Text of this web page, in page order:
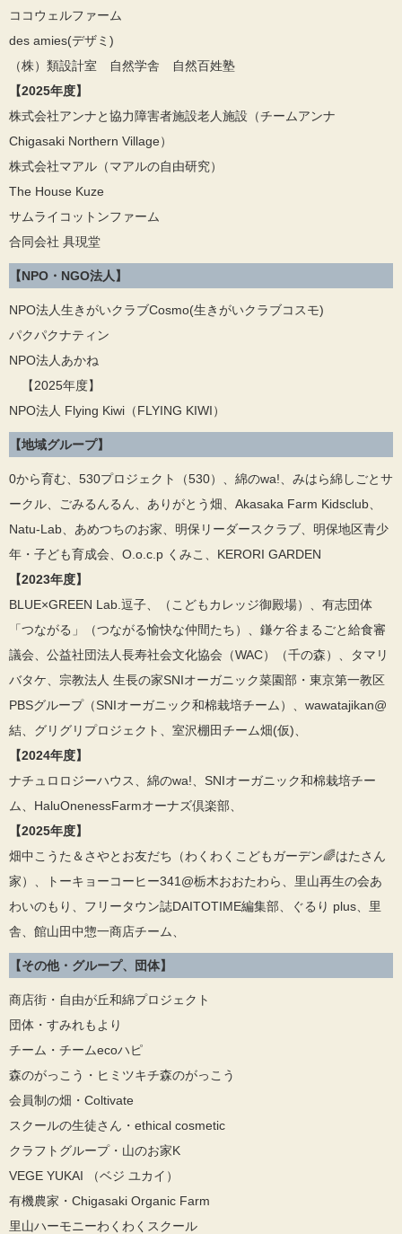
ココウェルファーム
des amies(デザミ)
（株）類設計室 自然学舎 自然百姓塾
【2025年度】
株式会社アンナと協力障害者施設老人施設（チームアンナ
Chigasaki Northern Village）
株式会社マアル（マアルの自由研究）
The House Kuze
サムライコットンファーム
合同会社 具現堂
【NPO・NGO法人】
NPO法人生きがいクラブCosmo(生きがいクラブコスモ)
パクパクナティン
NPO法人あかね
【2025年度】
NPO法人 Flying Kiwi（FLYING KIWI）
【地域グループ】
0から育む、530プロジェクト（530）、綿のwa!、みはら綿しごとサ
ークル、ごみるんるん、ありがとう畑、Akasaka Farm Kidsclub、
Natu-Lab、あめつちのお家、明保リーダースクラブ、明保地区青少
年・子ども育成会、O.o.c.p くみこ、KERORI GARDEN
【2023年度】
BLUE×GREEN Lab.逗子、（こどもカレッジ御殿場）、有志団体
「つながる」（つながる愉快な仲間たち）、鎌ケ谷まるごと給食審
議会、公益社団法人長寿社会文化協会（WAC）（千の森）、タマリ
バタケ、宗教法人 生長の家SNIオーガニック菜園部・東京第一教区
PBSグループ（SNIオーガニック和棉栽培チーム）、wawatajikan@
結、グリグリプロジェクト、室沢棚田チーム畑(仮)、
【2024年度】
ナチュロロジーハウス、綿のwa!、SNIオーガニック和棉栽培チー
ム、HaluOnenessFarmオーナズ倶楽部、
【2025年度】
畑中こうた＆さやとお友だち（わくわくこどもガーデン🌈はたさん
家）、トーキョーコーヒー341@栃木おおたわら、里山再生の会あ
わいのもり、フリータウン誌DAITOTIME編集部、ぐるり plus、里
舎、館山田中惣一商店チーム、
【その他・グループ、団体】
商店街・自由が丘和綿プロジェクト
団体・すみれもより
チーム・チームecoハピ
森のがっこう・ヒミツキチ森のがっこう
会員制の畑・Coltivate
スクールの生徒さん・ethical cosmetic
クラフトグループ・山のお家K
VEGE YUKAI （ベジ ユカイ）
有機農家・Chigasaki Organic Farm
里山ハーモニーわくわくスクール